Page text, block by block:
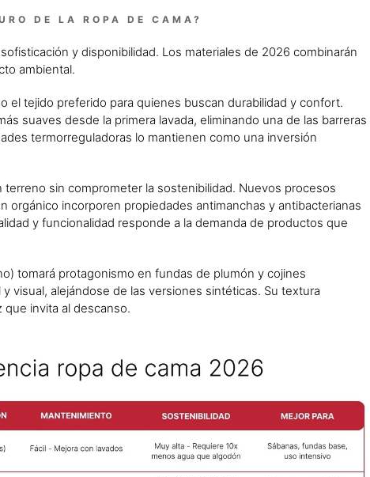
DE LA ROPA DE CAMA?
y disponibilidad. Los materiales de 2026 combinarán
ambiental.
el tejido preferido para quienes buscan durabilidad y confort.
suaves desde la primera lavada, eliminando una de las barreras
termorreguladoras lo mantienen como una inversión
terreno sin comprometer la sostenibilidad. Nuevos procesos
orgánico incorporen propiedades antimanchas y antibacterianas
y funcionalidad responde a la demanda de productos que
tomará protagonismo en fundas de plumón y cojines
visual, alejándose de las versiones sintéticas. Su textura
invita al descanso.